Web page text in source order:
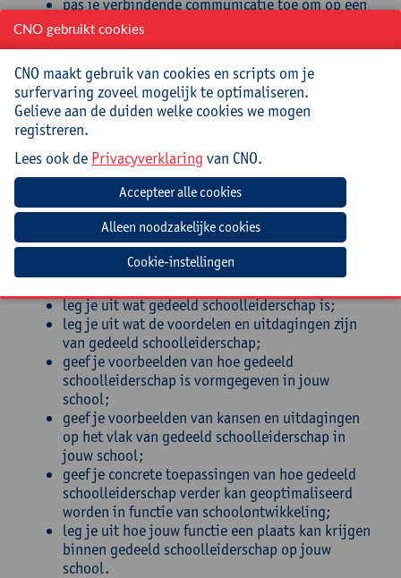
pas je verbindende communicatie toe om op een
constructieve manier te kunnen blijven
van moeilijke gesprekken;
bezit je een basiskennis motiverende
gespreksvoering;
beheers je de basisvaardigheden in het omgaan
met weerstand;
reflecteer je op het eigen functioneren als coach
(waar sta ik in mijn vaardigheden als coach?
Waar bots ik nog op? Waar zitten mijn
groeikansen?);
reflecteer je op de eigen onderwijscontext (waar
staan we als school? Waar zie ik nog kansen?
leg je uit wat gedeeld schoolleiderschap is;
leg je uit wat de voordelen en uitdagingen zijn
van gedeeld schoolleiderschap;
geef je voorbeelden van hoe gedeeld
schoolleiderschap is vormgegeven in jouw
school;
geef je voorbeelden van kansen en uitdagingen
op het vlak van gedeeld schoolleiderschap in
jouw school;
geef je concrete toepassingen van hoe gedeeld
schoolleiderschap verder kan geoptimaliseerd
worden in functie van schoolontwikkeling;
leg je uit hoe jouw functie een plaats kan krijgen
binnen gedeeld schoolleiderschap op jouw
school.
CNO gebruikt cookies
CNO maakt gebruik van cookies en scripts om je
surfervaring zoveel mogelijk te optimaliseren.
Gelieve aan de duiden welke cookies we mogen
registreren.
Lees ook de Privacyverklaring van CNO.
Cookie-instellingen